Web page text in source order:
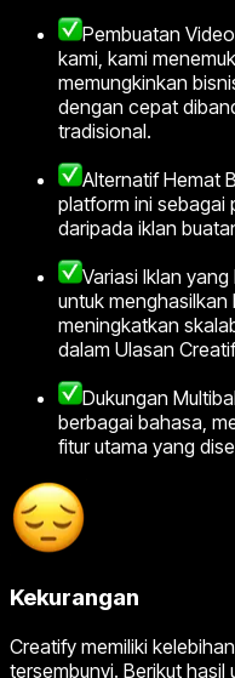
Pembuatan
kami, kami
memungkinkan
dengan cepat
tradisional.
Alternatif Hemat
platform ini sebagai
daripada iklan
Variasi Iklan
untuk menghasilkan
meningkatkan
dalam Ulasan
Dukungan
berbagai bahasa,
fitur utama yang
Kekurangan
Creatify memiliki
tersembunyi. Berikut hasil